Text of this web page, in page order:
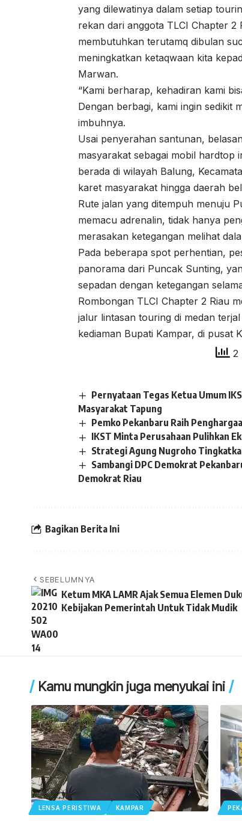
yang dilewatinya dalam setiap
rekan dari anggota TLCI Chapter
membutuhkan terutamq dibulan
meningkatkan ketaqwaan kita
Marwan.
“Kami berharap, kehadiran kami
Dengan berbagi, kami ingin sedikit
imbuhnya.
Usai penyerahan santunan,
masyarakat sebagai mobil hardtop
berada di wilayah Balung,
karet masyarakat hingga daerah
Rute jalan yang ditempuh menuju
memacu adrenalin, tidak hanya
merasakan ketegangan melihat
Pada beberapa spot perhentian,
panorama dari Puncak Sunting,
sepadan dengan ketegangan
Rombongan TLCI Chapter 2 Riau
jalur lintasan touring di medan
kediaman Bupati Kampar, di pusat
2
Pernyataan Tegas Ketua Umum
Masyarakat Tapung
Pemko Pekanbaru Raih
IKST Minta Perusahaan Pulihkan
Strategi Agung Nugroho
Sambangi DPC Demokrat
Demokrat Riau
Bagikan Berita Ini
SEBELUMNYA
Ketum MKA LAMR Ajak Semua Elemen
Kebijakan Pemerintah Untuk Tidak Mudik
Kamu mungkin juga menyukai ini
LENSA PERISTIWA KAMPAR